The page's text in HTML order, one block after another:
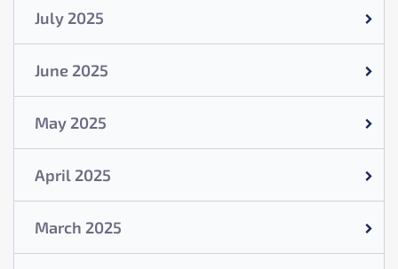
July 2025
June 2025
May 2025
April 2025
March 2025